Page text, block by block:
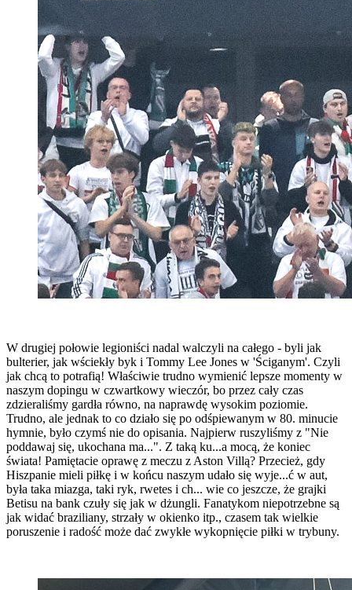
W drugiej połowie legioniści nadal walczyli na całego - byli jak
bulterier, jak wściekły byk i Tommy Lee Jones w 'Ściganym'. Czyli
jak chcą to potrafią! Właściwie trudno wymienić lepsze momenty w
naszym dopingu w czwartkowy wieczór, bo przez cały czas
zdzieraliśmy gardła równo, na naprawdę wysokim poziomie.
Trudno, ale jednak to co działo się po odśpiewanym w 80. minucie
hymnie, było czymś nie do opisania. Najpierw ruszyliśmy z "Nie
poddawaj się, ukochana ma...". Z taką ku...a mocą, że koniec
świata! Pamiętacie oprawę z meczu z Aston Villą? Przecież, gdy
Hiszpanie mieli piłkę i w końcu naszym udało się wyje...ć w aut,
była taka miazga, taki ryk, rwetes i ch... wie co jeszcze, że grajki
Betisu na bank czuły się jak w dżungli. Fanatykom niepotrzebne są
jak widać braziliany, strzały w okienko itp., czasem tak wielkie
poruszenie i radość może dać zwykłe wykopnięcie piłki w trybuny.